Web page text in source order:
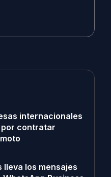
internacionales
contratar
lleva los mensajes